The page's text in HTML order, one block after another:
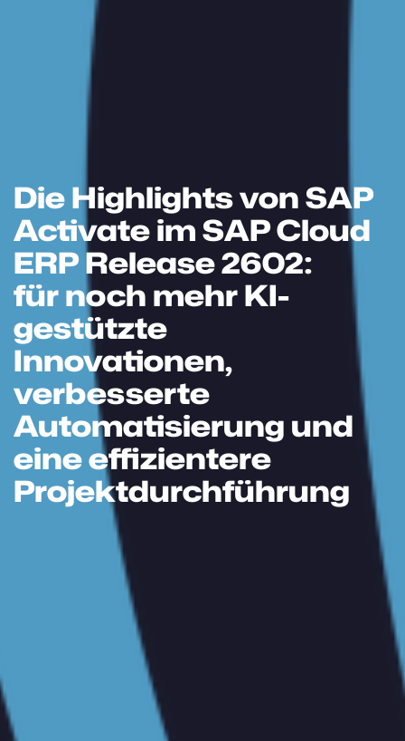
Die Highlights von SAP
Activate im SAP Cloud
ERP Release 2602:
für noch mehr KI-
gestützte
Innovationen,
verbesserte
Automatisierung und
eine effizientere
Projektdurchführung